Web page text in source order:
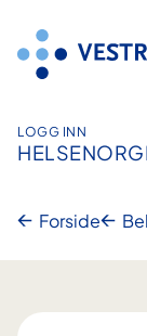
innhold
LOGG INN
Forside